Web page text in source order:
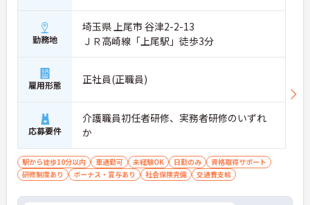
勤務地
埼玉県 上尾市 谷津2-2-13
ＪＲ高崎線「上尾駅」徒歩3分
雇用形態 正社員(正職員)
応募要件
介護職員初任者研修、実務者研修のいずれ
か
駅から徒歩10分以内 車通勤可 未経験OK 日勤のみ
資格取得サポート
研修制度あり
ボーナス・賞与あり 社会保険完備 交通費支給